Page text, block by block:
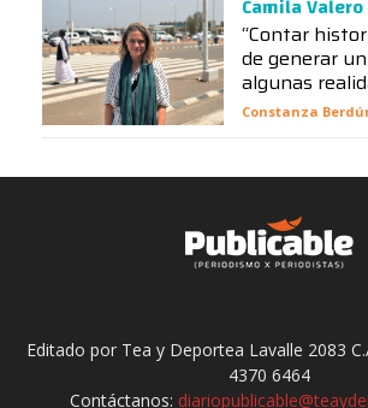
Camila Valero
“Contar
de generar
algunas
Constanza
Editado por Tea y Deportea Lavalle 2083
4370 6464
Contáctanos: